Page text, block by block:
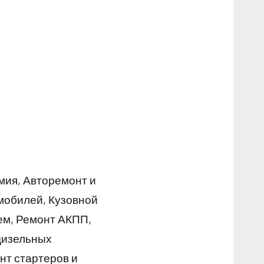
Авторемонт и
Кузовной
Ремонт АКПП,
стартеров и